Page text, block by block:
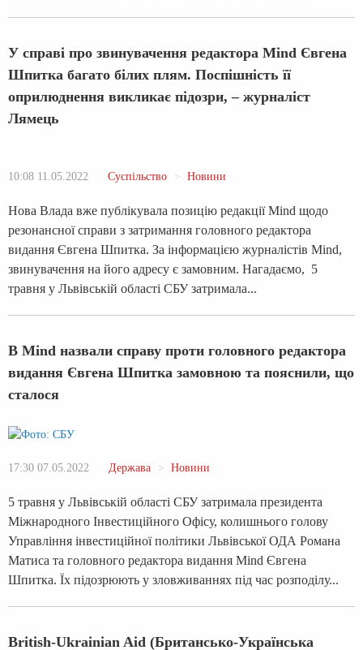
У справі про звинувачення редактора Mind Євгена
Шпитка багато білих плям. Поспішність її
оприлюднення викликає підозри, – журналіст
Лямець
10:08 11.05.2022 Суспільство Новини
Нова Влада вже публікувала позицію редакції Mind щодо
резонансної справи з затримання головного редактора
видання Євгена Шпитка. За інформацією журналістів Mind,
звинувачення на його адресу є замовним. Нагадаємо, 5
травня у Львівській області СБУ затримала...
В Mind назвали справу проти головного редактора
видання Євгена Шпитка замовною та пояснили, що
сталося
17:30 07.05.2022 Держава Новини
5 травня у Львівській області СБУ затримала президента
Міжнародного Інвестиційного Офісу, колишнього голову
Управління інвестиційної політики Львівської ОДА Романа
Матиса та головного редактора видання Mind Євгена
Шпитка. Їх підозрюють у зловживаннях під час розподілу...
British-Ukrainian Aid (Британсько-Українська